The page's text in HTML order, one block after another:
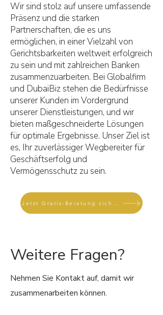
Wir sind stolz auf unsere umfassende
Präsenz und die starken
Partnerschaften, die es uns
ermöglichen, in einer Vielzahl von
Gerichtsbarkeiten weltweit erfolgreich
zu sein und mit zahlreichen Banken
zusammenzuarbeiten. Bei Globalfirm
und DubaiBiz stehen die Bedürfnisse
unserer Kunden im Vordergrund
unserer Dienstleistungen, und wir
bieten maßgeschneiderte Lösungen
für optimale Ergebnisse. Unser Ziel ist
es, Ihr zuverlässiger Wegbereiter für
Geschäftserfolg und
Vermögensschutz zu sein.
Weitere Fragen?
Nehmen Sie Kontakt auf, damit wir
zusammenarbeiten können.